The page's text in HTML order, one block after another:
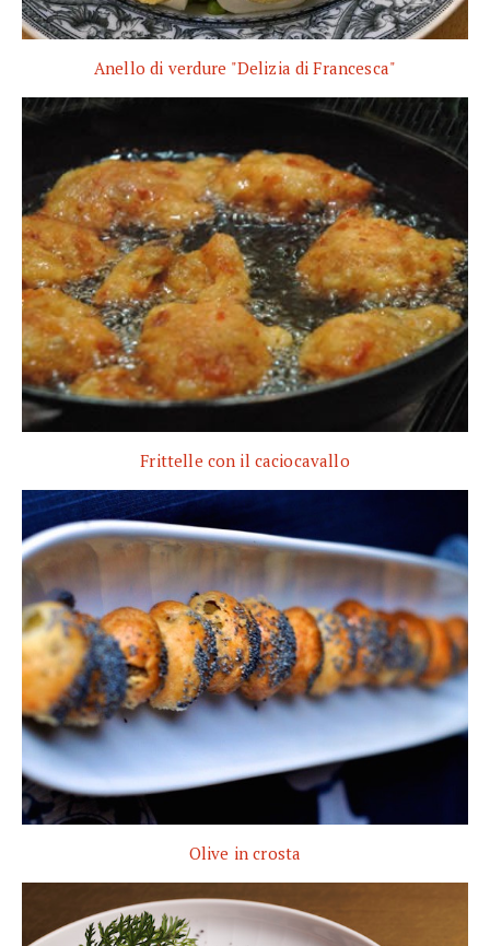
Anello di verdure "Delizia di Francesca"
Frittelle con il caciocavallo
Olive in crosta